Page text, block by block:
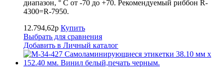
диапазон, ° С от -70 до +70. Рекомендуемый риббон R-
4300=R-7950.
12.794,62р Купить
Выбрать для сравнения
Добавить в Личный каталог